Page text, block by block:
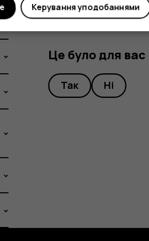
Це було для
Так Ні
Керування уподобаннями